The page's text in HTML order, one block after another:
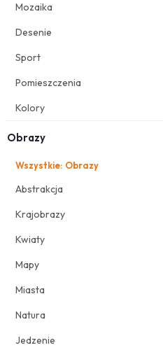
Mozaika
Desenie
Sport
Pomieszczenia
Kolory
Obrazy
Wszystkie: Obrazy
Abstrakcja
Krajobrazy
Kwiaty
Mapy
Miasta
Natura
Jedzenie